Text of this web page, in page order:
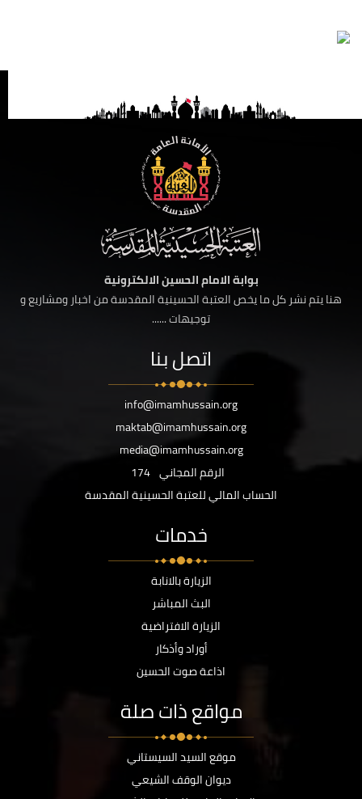
بوابة الامام الحسين الالكترونية
هنا يتم نشر كل ما يخص العتبة الحسينية المقدسة من اخبار ومشاريع و
توجيهات ......
اتصل بنا
info@imamhussain.org
maktab@imamhussain.org
media@imamhussain.org
الرقم المجاني 174
الحساب المالي للعتبة الحسينية المقدسة
خدمات
الزيارة بالانابة
البث المباشر
الزيارة الافتراضية
أوراد وأذكار
اذاعة صوت الحسين
مواقع ذات صلة
موقع السيد السيستاني
ديوان الوقف الشيعي